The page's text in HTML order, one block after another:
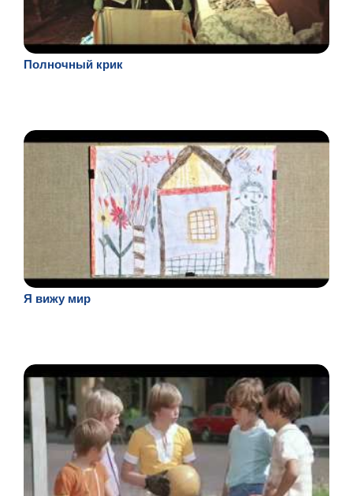
Полночный крик
Я вижу мир